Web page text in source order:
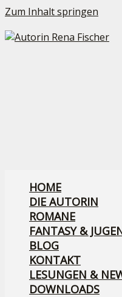
Zum Inhalt springen
HOME
DIE AUTORIN
ROMANE
FANTASY &
BLOG
KONTAKT
LESUNGEN &
DOWNLOADS